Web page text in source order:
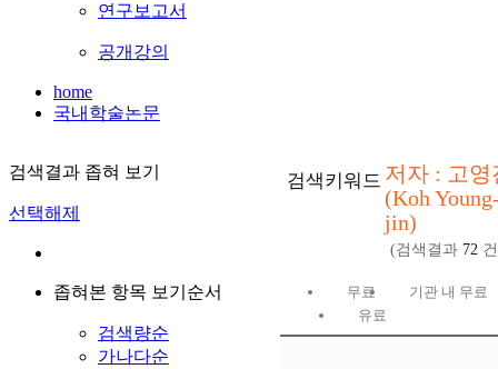
연구보고서
공개강의
home
국내학술논문
검색결과 좁혀 보기
선택해제
좁혀본 항목 보기순서
검색량순
가나다순
검색키워드 저자 : 고영
(Koh
jin)
(검색결과 72
무료
기관 내 무료
유료